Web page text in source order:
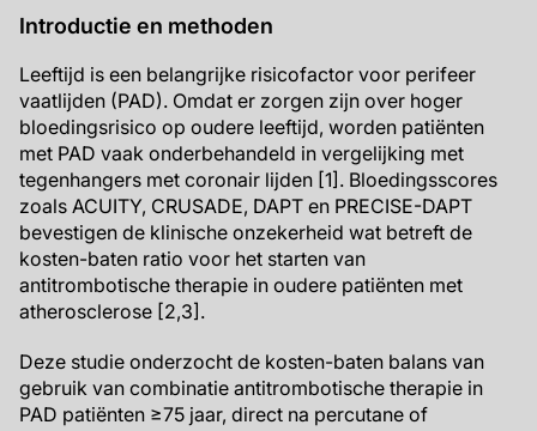
Introductie en methoden
Leeftijd is een belangrijke risicofactor voor perifeer
vaatlijden (PAD). Omdat er zorgen zijn over hoger
bloedingsrisico op oudere leeftijd, worden patiënten
met PAD vaak onderbehandeld in vergelijking met
tegenhangers met coronair lijden [1]. Bloedingsscores
zoals ACUITY, CRUSADE, DAPT en PRECISE-DAPT
bevestigen de klinische onzekerheid wat betreft de
kosten-baten ratio voor het starten van
antitrombotische therapie in oudere patiënten met
atherosclerose [2,3].
Deze studie onderzocht de kosten-baten balans van
gebruik van combinatie antitrombotische therapie in
PAD patiënten ≥75 jaar, direct na percutane of